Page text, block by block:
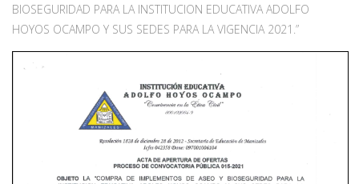
BIOSEGURIDAD PARA LA INSTITUCION EDUCATIVA ADOLFO
HOYOS OCAMPO Y SUS SEDES PARA LA VIGENCIA 2021.”